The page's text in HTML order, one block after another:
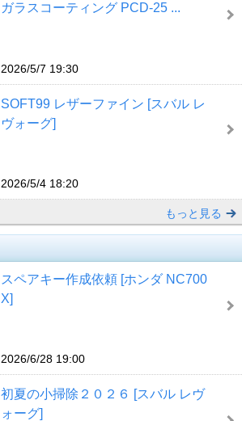
ガラスコーティング PCD-25 ...
2026/5/7 19:30
SOFT99 レザーファイン [スバル レ
ヴォーグ]
2026/5/4 18:20
もっと見る
スペアキー作成依頼 [ホンダ NC700
X]
2026/6/28 19:00
初夏の小掃除２０２６ [スバル レヴ
ォーグ]